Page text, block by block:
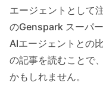
エージェントとして
のGenspark スーパ
AIエージェントとの
の記事を読むことで
かもしれません。